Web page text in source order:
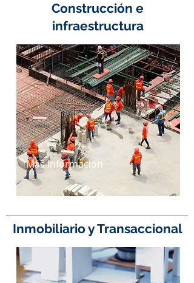
Construcción e
infraestructura
Más Información
Inmobiliario y Transaccional